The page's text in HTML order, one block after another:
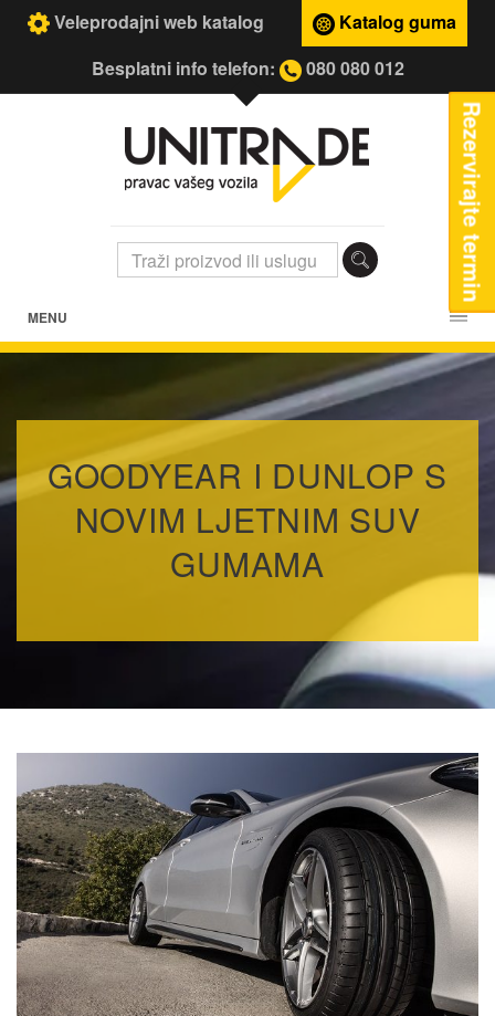
Veleprodajni web katalog
Katalog guma
Besplatni info telefon:
080 080 012
MENU
GOODYEAR I DUNLOP S
NOVIM LJETNIM SUV
GUMAMA
Rezervirajte termin